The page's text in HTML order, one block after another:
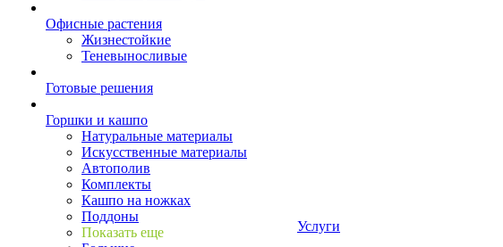
Офисные растения
Жизнестойкие
Теневыносливые
Готовые решения
Горшки и кашпо
Натуральные материалы
Искусственные материалы
Автополив
Комплекты
Кашпо на ножках
Поддоны
Показать еще
Услуги